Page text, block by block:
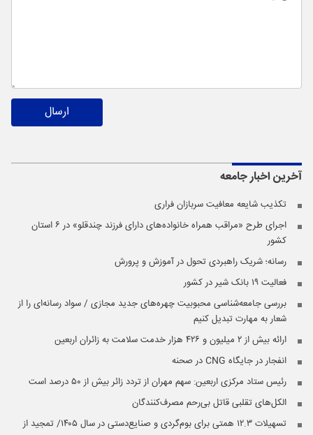
ارسال
آخرین اخبارجامعه
تکذیب شایعه معافیت سربازان فراری
اجرای طرح «مراقب همراه خانواده‌های دارای فرزند چندقلو» در ۶ استان
کشور
رسانه؛ شریک راهبردی تحول در آموزش و پرورش
فعالیت ۱۹ بانک شیر در کشور
بررسی جامعه‌شناسی محبوبیت چهره‌های جدید مجازی / سواد رسانه‌ای را از
شعار به مهارت تبدیل کنیم
ارائه بیش از ۲ میلیون و ۴۲۶ هزار خدمت سلامت به زائران اربعین
انفجار در جایگاه CNG در صحنه
رئیس ستاد مرکزی اربعین: سهم مهران از تردد زائر بیش از ۵۰ درصد است
الکل‌های تقلبی قاتل بی‌رحم مصرف‌کنندگان
تسهیلات ۱۲.۳ همتی برای بوم‌گردی و صنایع‌دستی در سال ۱۴۰۵/ تمجید از